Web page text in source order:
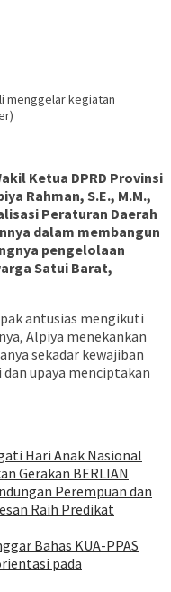
menggelar kegiatan
Ketua DPRD Provinsi
Rahman, S.E., M.M.,
Peraturan Daerah
dalam membangun
pengelolaan
Satui Barat,
antusias mengikuti
Alpiya menekankan
sekadar kewajiban
upaya menciptakan
Hari Anak Nasional
Gerakan BERLIAN
Perempuan dan
Raih Predikat
Bahas KUA-PPAS
pada